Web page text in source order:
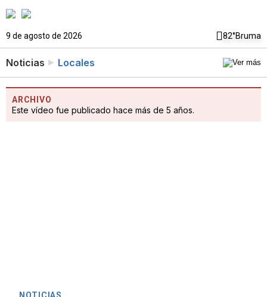
9 de agosto de 2026 82°Bruma
Noticias Locales
ARCHIVO
Este vídeo fue publicado hace más de 5 años.